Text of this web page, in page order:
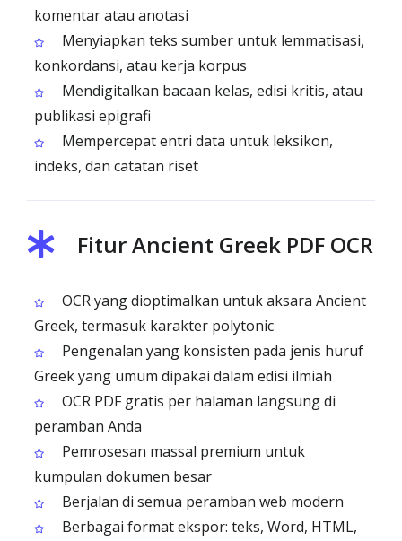
komentar atau anotasi
Menyiapkan teks sumber untuk lemmatisasi,
konkordansi, atau kerja korpus
Mendigitalkan bacaan kelas, edisi kritis, atau
publikasi epigrafi
Mempercepat entri data untuk leksikon,
indeks, dan catatan riset
Fitur Ancient Greek PDF OCR
OCR yang dioptimalkan untuk aksara Ancient
Greek, termasuk karakter polytonic
Pengenalan yang konsisten pada jenis huruf
Greek yang umum dipakai dalam edisi ilmiah
OCR PDF gratis per halaman langsung di
peramban Anda
Pemrosesan massal premium untuk
kumpulan dokumen besar
Berjalan di semua peramban web modern
Berbagai format ekspor: teks, Word, HTML,